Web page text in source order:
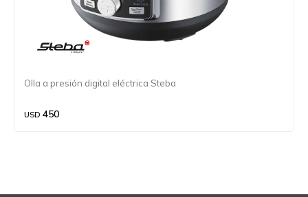
Olla a presión digital eléctrica Steba
USD 450